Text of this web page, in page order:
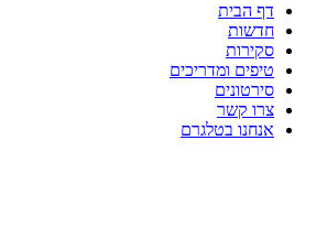
דף הבית
חדשות
סקירות
טיפים ומדריכים
סירטונים
צרו קשר
אנחנו בטלגרם